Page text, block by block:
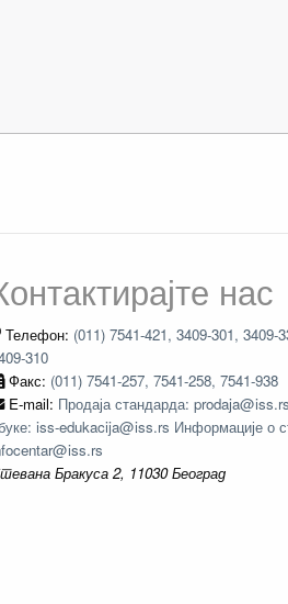
нас
Телефон: (011) 7541-421, 3409-301, 3409-
310
Факс: (011) 7541-257, 7541-258, 7541-938
E-mail: Продаја стандарда:
iss-edukacija@iss.rs Информације о
Бракуса 2, 11030 Београд